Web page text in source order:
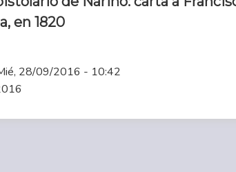
en 1820
28/09/2016 - 10:42